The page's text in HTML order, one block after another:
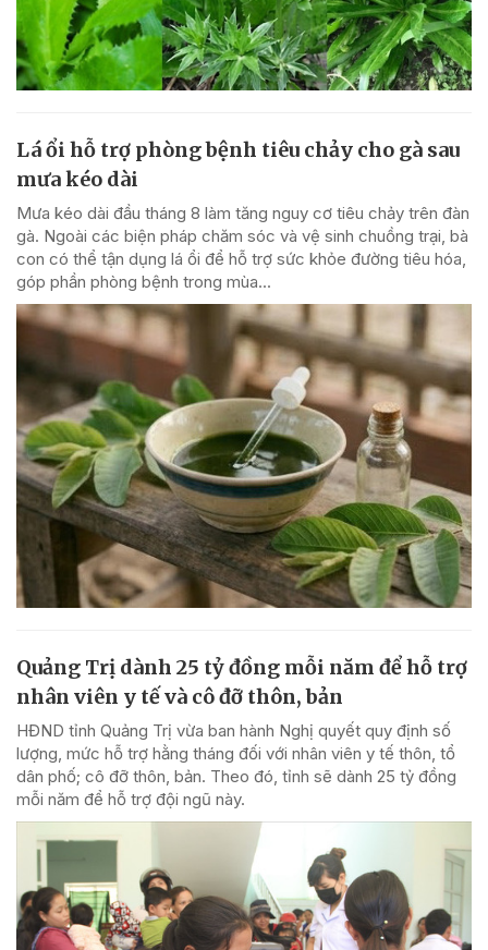
Lá ổi hỗ trợ phòng bệnh tiêu chảy cho gà sau
mưa kéo dài
Mưa kéo dài đầu tháng 8 làm tăng nguy cơ tiêu chảy trên đàn
gà. Ngoài các biện pháp chăm sóc và vệ sinh chuồng trại, bà
con có thể tận dụng lá ổi để hỗ trợ sức khỏe đường tiêu hóa,
góp phần phòng bệnh trong mùa...
Quảng Trị dành 25 tỷ đồng mỗi năm để hỗ trợ
nhân viên y tế và cô đỡ thôn, bản
HĐND tỉnh Quảng Trị vừa ban hành Nghị quyết quy định số
lượng, mức hỗ trợ hằng tháng đối với nhân viên y tế thôn, tổ
dân phố; cô đỡ thôn, bản. Theo đó, tỉnh sẽ dành 25 tỷ đồng
mỗi năm để hỗ trợ đội ngũ này.